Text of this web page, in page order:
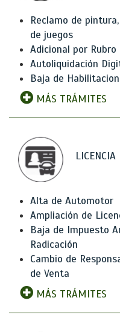
Reclamo de
de juegos
Adicional por Rubro
Autoliquidación
Baja de
MÁS TRÁMITES
LICENCIA
Alta de Automotor
Ampliación de
Baja de Impuesto
Radicación
Cambio de
de Venta
MÁS TRÁMITES